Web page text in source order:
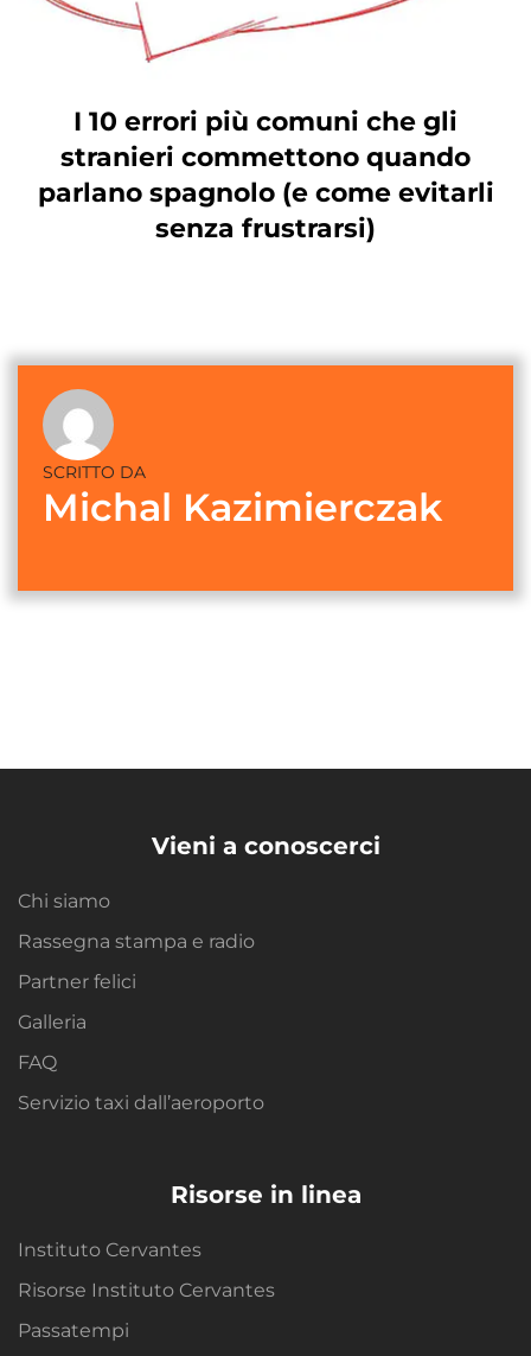
I 10 errori più comuni che gli
stranieri commettono quando
parlano spagnolo (e come evitarli
senza frustrarsi)
SCRITTO DA
Michal Kazimierczak
Vieni a conoscerci
Chi siamo
Rassegna stampa e radio
Partner felici
Galleria
FAQ
Servizio taxi dall’aeroporto
Risorse in linea
Instituto Cervantes
Risorse Instituto Cervantes
Passatempi